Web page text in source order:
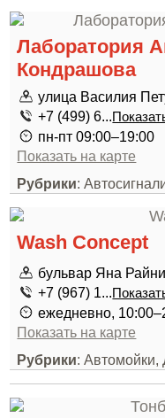
Лаборатория
Кондрашова
улица Василия
+7 (499) 6...
пн-пт 09:00–19:00
Показать на карте
Рубрики:
Wash Concept
бульвар Яна
+7 (967) 1...
ежедневно,
Показать на карте
Рубрики: Автомойки,